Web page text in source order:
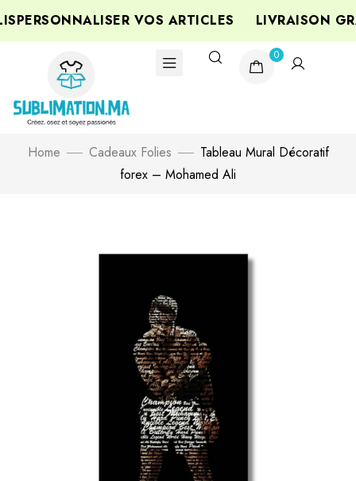
VOS ARTICLES LIVRAISON
0
Home Cadeaux Folies
Tableau Mural Décoratif
forex – Mohamed Ali